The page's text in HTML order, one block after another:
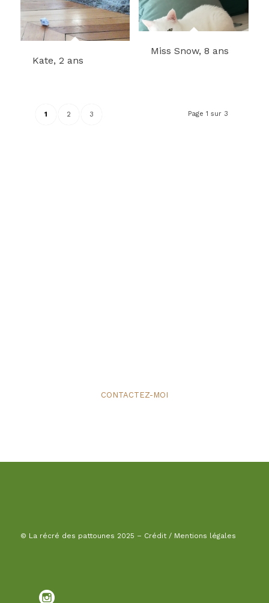
Kate, 2 ans
Miss Snow, 8 ans
Page 1 sur 3
1 2 3
CONTACTEZ-MOI
© La récré des pattounes 2025 – Crédit / Mentions légales